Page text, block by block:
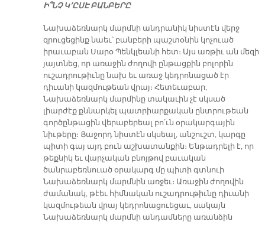
Ի՞ՆՉ Կ՚ԸՍԷ ԲԱՆԲԵՐԸ
Նախաձեռնարկ մարմնի անդրանիկ նիստէն վերջ
զրուցեցինք նաեւ՝ բանբերի պաշտօնին կոչուած
իրաւաբան Սարօ Պենկլեանի հետ։ Այս առթիւ ան մեզի
յայտնեց, որ առաջին ժողովի ընթացքին բոլորին
ուշադրութիւնը նախ եւ առաջ կեդրոնացած էր
դիւանի կազմութեան վրայ։ Հետեւաբար,
Նախաձեռնարկ մարմինը տակաւին չէ սկսած
լիարժէք քննարկել պատրիարքական ընտրութեան
գործընթացին վերաբերեալ բո՛ւն օրակարգային
նիւթերը։ Յաջորդ նիստէն սկսեալ, անշուշտ, կարգը
պիտի գայ այդ բուն աշխատանքին։ Ենթադրելի է, որ
թեքնիկ եւ վարչական բնոյթով բաւական
ծանրաբեռնուած օրակարգ մը պիտի գտնուի
Նախաձեռնարկ մարմնին առջեւ։ Առաջին ժողովին
ժամանակ, թէեւ հիմնական ուշադրութիւնը դիւանի
կազմութեան վրայ կեդրոնացուեցաւ, սակայն
Նախաձեռնարկ մարմնի անդամները առանձին